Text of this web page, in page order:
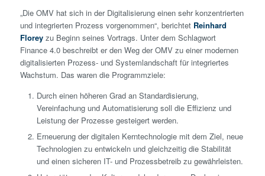
„Die OMV hat sich in der Digitalisierung einen sehr konzentrierten
und integrierten Prozess vorgenommen“, berichtet Reinhard
Floreyzu Beginn seines Vortrags. Unter dem Schlagwort
Finance 4.0 beschreibt er den Weg der OMV zu einer modernen
digitalisierten Prozess- und Systemlandschaft für integriertes
Wachstum. Das waren die Programmziele:
Durch einen höheren Grad an Standardisierung,
Vereinfachung und Automatisierung soll die Effizienz und
Leistung der Prozesse gesteigert werden.
Erneuerung der digitalen Kerntechnologie mit dem Ziel, neue
Technologien zu entwickeln und gleichzeitig die Stabilität
und einen sicheren IT- und Prozessbetreib zu gewährleisten.